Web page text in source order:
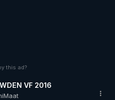
this ad?
VF 2016